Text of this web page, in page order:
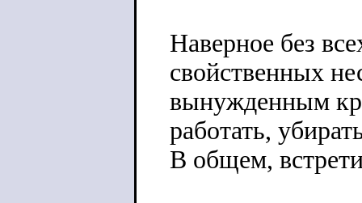
Наверное без
свойственных
вынужденным
работать,
В общем,